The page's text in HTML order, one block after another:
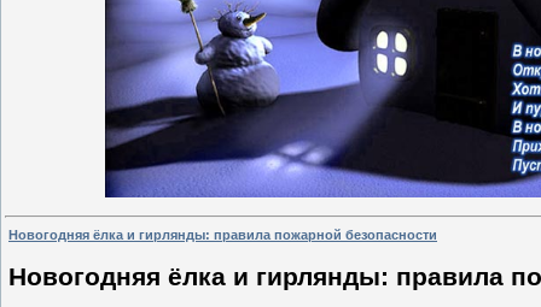
Новогодняя ёлка и гирлянды: правила пожарной безопасности
Новогодняя ёлка и гирлянды: правила